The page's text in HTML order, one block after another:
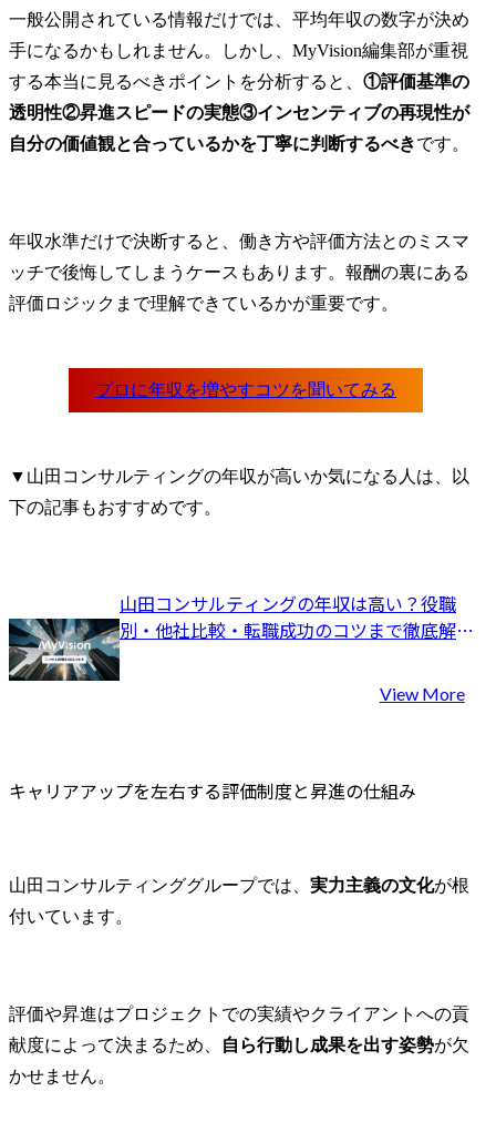
一般公開されている情報だけでは、平均年収の数字が決め
手になるかもしれません。しかし、MyVision編集部が重視
する本当に見るべきポイントを分析すると、 ①評価基準の
透明性②昇進スピードの実態③インセンティブの再現性が
自分の価値観と合っているかを丁寧に判断するべきです。
年収水準だけで決断すると、働き方や評価方法とのミスマ
ッチで後悔してしまうケースもあります。報酬の裏にある
評価ロジックまで理解できているかが重要です。
▼山田コンサルティングの年収が高いか気になる人は、以
下の記事もおすすめです。
山田コンサルティングの年収は高い？役職
別・他社比較・転職成功のコツまで徹底解
View More
キャリアアップを左右する評価制度と昇進の仕組み
山田コンサルティンググループでは、 実力主義の文化が根
付いています。
評価や昇進はプロジェクトでの実績やクライアントへの貢
献度によって決まるため、
自ら行動し成果を出す姿勢が欠
かせません。